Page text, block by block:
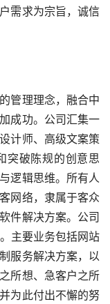
需求为宗旨，诚信
管理理念，融合中
成功。公司汇集一
计师、高级文案策
突破陈规的创意思
逻辑思维。所有人
网络，隶属于客众
件解决方案。公司
主要业务包括网站
服务解决方案，以
所想、急客户之所
为此付出不懈的努